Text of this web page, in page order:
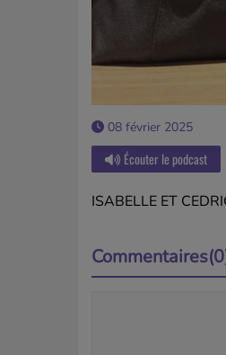
08 février 2025
Écouter le podcast
ISABELLE ET